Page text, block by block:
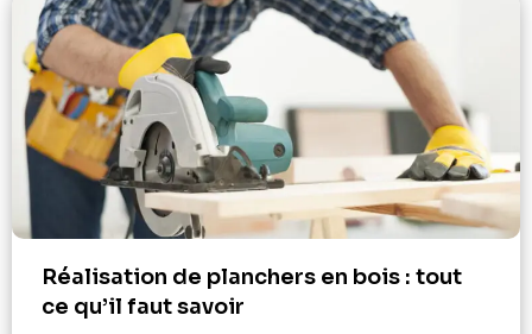
Réalisation de planchers en bois : tout
ce qu’il faut savoir